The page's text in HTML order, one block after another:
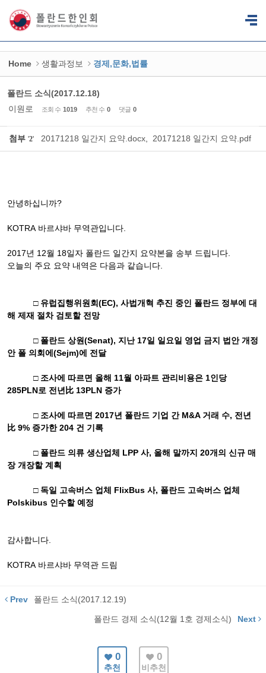
Home 생활과정보 경제,문화,법률
폴란드 소식(2017.12.18)
이원로
조회 수 1019 추천 수 0 댓글 0
첨부 '2' 20171218 일간지 요약.docx 20171218 일간지 요약.pdf
안녕하십니까?
KOTRA 바르샤바 무역관입니다
2017년 12월 18일자 폴란드 일간지 요약본을 송부 드립니다
오늘의 주요 요약 내역은 다음과 같습니다
□ 유럽집행위원회(EC), 사법개혁 추진 중인 폴란드 정부에 대
해 제재 절차 검토할 전망
□ 폴란드 상원(Senat), 지난17일 일요일 영업 금지 법안 개정
안 폴 의회에 (Sejm)에 전달
□ 조사에 따르면 올해 11월 아파트 관리비용은 1인당
285PLN로 전년比 13PLN 증가
□ 조사에 따르면 2017년 폴란드 기업 간M&A 거래 수, 전년
比 9% 증가한204 건 기록
□ 폴란드 의류 생산업체 LPP 사, 올해 말까지 20개의 신규 매
장 개장할 계획
□ 독일 고속버스 업체 FlixBus 사, 폴란드 고속버스 업체
Polskibus 인수할 예정
감사합니다
KOTRA 바르샤바 무역관 드림
Prev 폴란드 소식(2017.12.19)
폴란드 경제 소식(12월 1호 경제소식) Next
0
추천
0
비추천